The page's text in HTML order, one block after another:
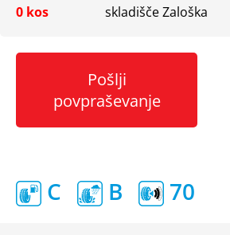
0 kos
skladišče Zaloška
Pošlji
povpraševanje
C B 70